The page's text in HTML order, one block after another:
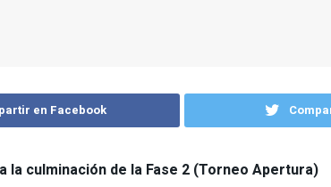
en Facebook
la culminación de la Fase 2 (Torneo Apertura)